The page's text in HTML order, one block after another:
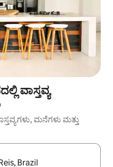
ವಾಸ್ತವ್ಯ
ಮನೆಗಳು ಮತ್ತು
ಡೌನ್ ಬಾಣದ ಕೀಲಿಗಳೊಂದಿಗೆ